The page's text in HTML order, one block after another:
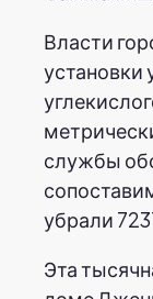
Власти
службы
убрали
Эта